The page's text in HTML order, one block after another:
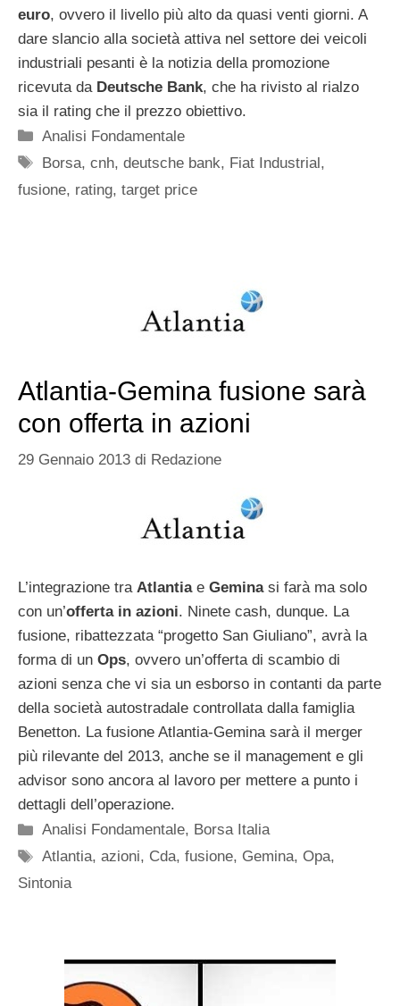
euro, ovvero il livello più alto da quasi venti giorni. A
dare slancio alla società attiva nel settore dei veicoli
industriali pesanti è la notizia della promozione
ricevuta da Deutsche Bank, che ha rivisto al rialzo
sia il rating che il prezzo obiettivo.
Categorie
Analisi Fondamentale
Tag
Borsa,cnh,deutsche bank, Fiat Industrial,
fusione, rating, target price
Atlantia-Gemina fusione sarà
con offerta in azioni
29 Gennaio 2013 di Redazione
L’integrazione tra Atlantiae Geminasi farà ma solo
con un’offerta in azioni. Ninete cash, dunque. La
fusione, ribattezzata “progetto San Giuliano”, avrà la
forma di un Ops, ovvero un’offerta di scambio di
azioni senza che vi sia un esborso in contanti da parte
della società autostradale controllata dalla famiglia
Benetton. La fusione Atlantia-Gemina sarà il merger
più rilevante del 2013, anche se il management e gli
advisor sono ancora al lavoro per mettere a punto i
dettagli dell’operazione.
Categorie
Analisi Fondamentale, Borsa Italia
Tag
Atlantia,azioni, Cda,fusione, Gemina,Opa,
Sintonia